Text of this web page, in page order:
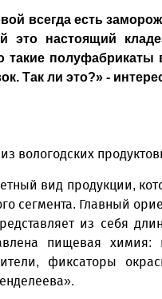
всегда есть
это настоящий
такие
Так ли это?» -
вологодских
вид продукции,
сегмента. Главный
из себя
пищевая химия:
фиксаторы